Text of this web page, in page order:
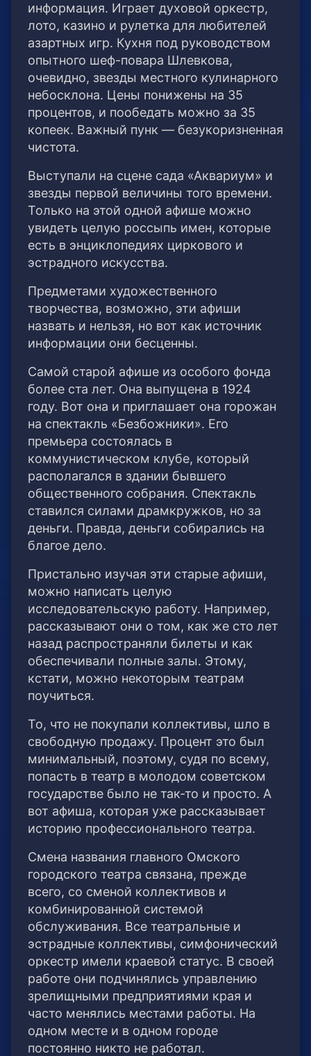
информация. Играет духовой оркестр,
лото, казино и рулетка для любителей
азартных игр. Кухня под руководством
опытного шеф-повара Шлевкова,
очевидно, звезды местного кулинарного
небосклона. Цены понижены на 35
процентов, и пообедать можно за 35
копеек. Важный пунк — безукоризненная
чистота.
Выступали на сцене сада «Аквариум» и
звезды первой величины того времени.
Только на этой одной афише можно
увидеть целую россыпь имен, которые
есть в энциклопедиях циркового и
эстрадного искусства.
Предметами художественного
творчества, возможно, эти афиши
назвать и нельзя, но вот как источник
информации они бесценны.
Самой старой афише из особого фонда
более ста лет. Она выпущена в 1924
году. Вот она и приглашает она горожан
на спектакль «Безбожники». Его
премьера состоялась в
коммунистическом клубе, который
располагался в здании бывшего
общественного собрания. Спектакль
ставился силами драмкружков, но за
деньги. Правда, деньги собирались на
благое дело.
Пристально изучая эти старые афиши,
можно написать целую
исследовательскую работу. Например,
рассказывают они о том, как же сто лет
назад распространяли билеты и как
обеспечивали полные залы. Этому,
кстати, можно некоторым театрам
поучиться.
То, что не покупали коллективы, шло в
свободную продажу. Процент это был
минимальный, поэтому, судя по всему,
попасть в театр в молодом советском
государстве было не так-то и просто. А
вот афиша, которая уже рассказывает
историю профессионального театра.
Смена названия главного Омского
городского театра связана, прежде
всего, со сменой коллективов и
комбинированной системой
обслуживания. Все театральные и
эстрадные коллективы, симфонический
оркестр имели краевой статус. В своей
работе они подчинялись управлению
зрелищными предприятиями края и
часто менялись местами работы. На
одном месте и в одном городе
постоянно никто не работал.